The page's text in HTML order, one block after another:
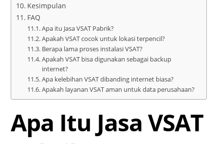
Kesimpulan
FAQ
Apa itu Jasa VSAT Pabrik?
Apakah VSAT cocok untuk lokasi terpencil?
Berapa lama proses instalasi VSAT?
Apakah VSAT bisa digunakan sebagai backup
internet?
Apa kelebihan VSAT dibanding internet biasa?
Apakah layanan VSAT aman untuk data perusahaan?
Apa Itu Jasa VSAT